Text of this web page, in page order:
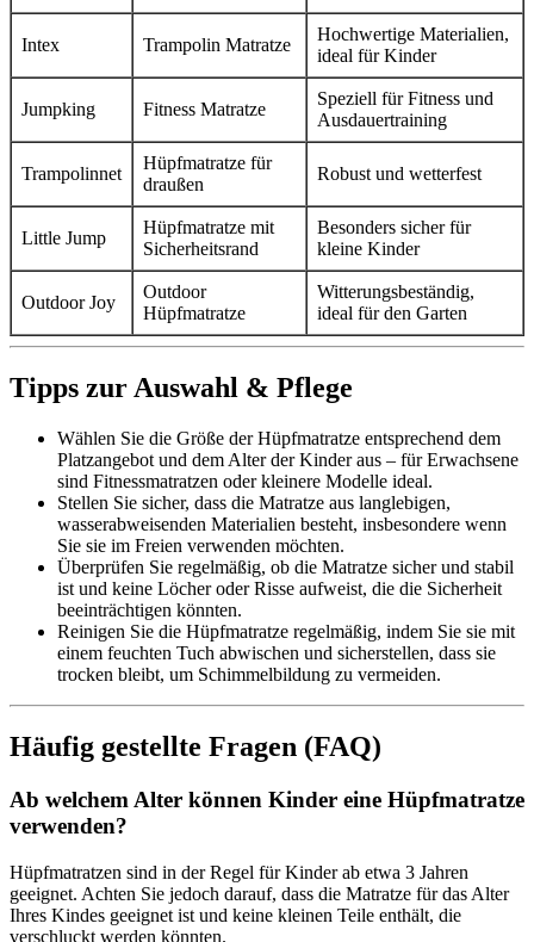
Intex Trampolin Matratze
Hochwertige Materialien,
ideal für Kinder
Jumpking Fitness Matratze
Speziell für Fitness und
Ausdauertraining
Trampolinnet
Hüpfmatratze für
draußen
Robust und wetterfest
Little Jump
Hüpfmatratze mit
Sicherheitsrand
Besonders sicher für
kleine Kinder
Outdoor Joy
Outdoor
Hüpfmatratze
Witterungsbeständig,
ideal für den Garten
Tipps zur Auswahl & Pflege
Wählen Sie die Größe der Hüpfmatratze entsprechend dem
Platzangebot und dem Alter der Kinder aus – für Erwachsene
sind Fitnessmatratzen oder kleinere Modelle ideal.
Stellen Sie sicher, dass die Matratze aus langlebigen,
wasserabweisenden Materialien besteht, insbesondere wenn
Sie sie im Freien verwenden möchten.
Überprüfen Sie regelmäßig, ob die Matratze sicher und stabil
ist und keine Löcher oder Risse aufweist, die die Sicherheit
beeinträchtigen könnten.
Reinigen Sie die Hüpfmatratze regelmäßig, indem Sie sie mit
einem feuchten Tuch abwischen und sicherstellen, dass sie
trocken bleibt, um Schimmelbildung zu vermeiden.
Häufig gestellte Fragen (FAQ)
Ab welchem Alter können Kinder eine Hüpfmatratze
verwenden?
Hüpfmatratzen sind in der Regel für Kinder ab etwa 3 Jahren
geeignet. Achten Sie jedoch darauf, dass die Matratze für das Alter
Ihres Kindes geeignet ist und keine kleinen Teile enthält, die
verschluckt werden könnten.